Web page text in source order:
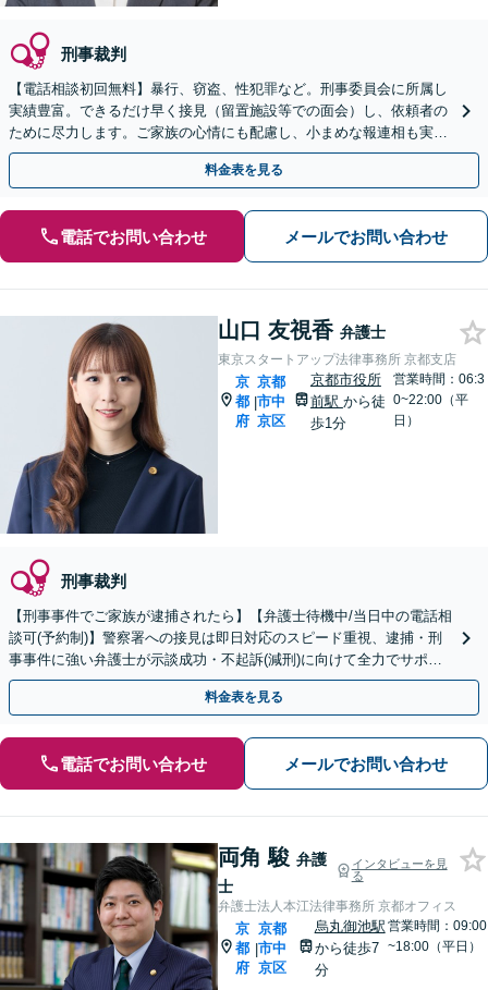
刑事裁判
【電話相談初回無料】暴行、窃盗、性犯罪など。刑事委員会に所属し
実績豊富。できるだけ早く接見（留置施設等での面会）し、依頼者の
ために尽力します。ご家族の心情にも配慮し、小まめな報連相も実
施。加害者の立ち直り支援も注力しています【四条烏丸5分】
料金表を見る
電話でお問い合わせ メールでお問い合わせ
山口 友視香 弁護士
東京スタートアップ法律事務所 京都支店
京
都
府
|
京都
市中
京区
京都市役所
前駅 から徒
歩1分
営業時間：06:3
0~22:00（平
日）
刑事裁判
【刑事事件でご家族が逮捕されたら】【弁護士待機中/当日中の電話相
談可(予約制)】警察署への接見は即日対応のスピード重視、逮捕・刑
事事件に強い弁護士が示談成功・不起訴(減刑)に向けて全力でサポー
トします。【加害者側の相談専門】
料金表を見る
電話でお問い合わせ メールでお問い合わせ
両角 駿 弁護
士
インタビューを見
る
弁護士法人本江法律事務所 京都オフィス
京
都
府
|
京都
市中
京区
烏丸御池駅
から徒歩7
分
営業時間：09:00
~18:00（平日）